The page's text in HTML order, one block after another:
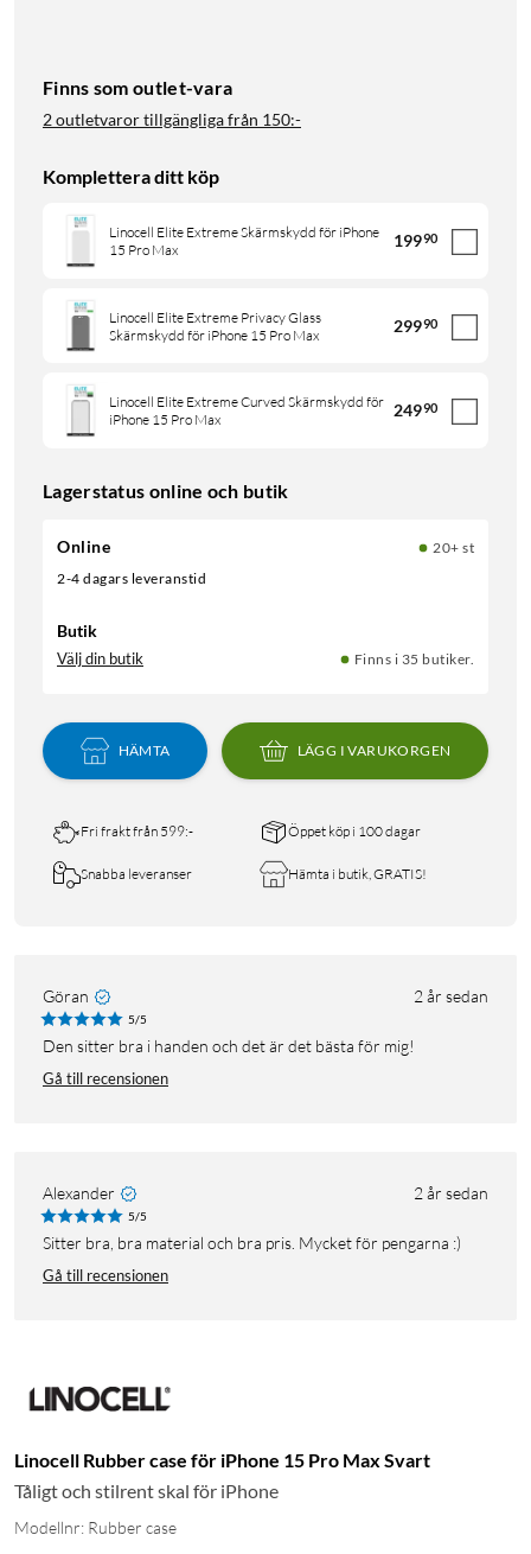
Finns som outlet-vara
2 outletvaror tillgängliga från 150:-
Komplettera ditt köp
Linocell Elite Extreme Skärmskydd för iPhone
15 Pro Max
19990
Linocell Elite Extreme Privacy Glass
Skärmskydd för iPhone 15 Pro Max
29990
Linocell Elite Extreme Curved Skärmskydd för
iPhone 15 Pro Max
24990
Lagerstatus online och butik
Online
20+ st
2-4 dagars leveranstid
Butik
Välj din butik Finns i 35 butiker.
HÄMTA LÄGG I VARUKORGEN
Fri frakt från 599:- Öppet köp i 100 dagar
Snabba leveranser Hämta i butik, GRATIS!
Göran 2 år sedan
5/5
Den sitter bra i handen och det är det bästa för mig!
Gå till recensionen
Alexander 2 år sedan
5/5
Sitter bra, bra material och bra pris. Mycket för pengarna :)
Gå till recensionen
Linocell Rubber case för iPhone 15 Pro Max Svart
Tåligt och stilrent skal för iPhone
Modellnr: Rubber case